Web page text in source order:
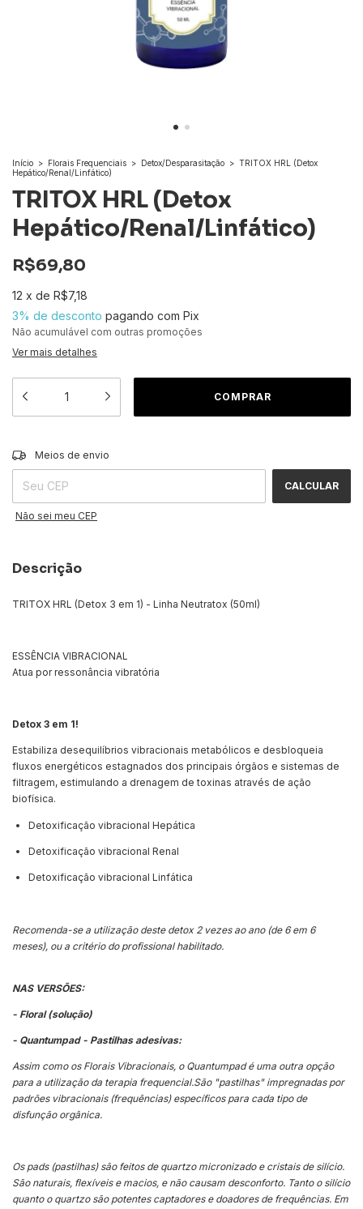
Início > Florais Frequenciais > Detox/Desparasitação > TRITOX HRL (Detox
Hepático/Renal/Linfático)
TRITOX HRL (Detox
Hepático/Renal/Linfático)
R$69,80
12 x de R$7,18
3% de desconto pagando com Pix
Não acumulável com outras promoções
Ver mais detalhes
Entregas para o CEP:
Meios de envio
CALCULAR
Não sei meu CEP
Descrição
TRITOX HRL (Detox 3 em 1) - Linha Neutratox (50ml)
ESSÊNCIA VIBRACIONAL
Atua por ressonância vibratória
Detox 3 em 1!
Estabiliza desequilíbrios vibracionais metabólicos e desbloqueia
fluxos energéticos estagnados dos principais órgãos e sistemas de
filtragem, estimulando a drenagem de toxinas através de ação
biofísica.
Detoxificação vibracional Hepática
Detoxificação vibracional Renal
Detoxificação vibracional Linfática
Recomenda-se a utilização deste detox 2 vezes ao ano (de 6 em 6
meses), ou a critério do profissional habilitado.
NAS VERSÕES:
- Floral (solução)
- Quantumpad - Pastilhas adesivas:
Assim como os Florais Vibracionais, o Quantumpad é uma outra opção
para a utilização da terapia frequencial.São "pastilhas" impregnadas por
padrões vibracionais (frequências) específicos para cada tipo de
disfunção orgânica.
Os pads (pastilhas) são feitos de quartzo micronizado e cristais de silício.
São naturais, flexíveis e macios, e não causam desconforto. Tanto o silício
quanto o quartzo são potentes captadores e doadores de frequências. Em